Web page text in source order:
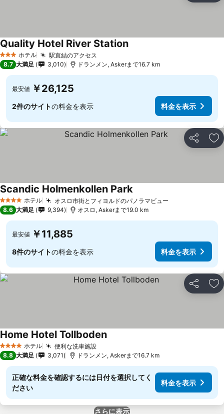
3 ホテルのランク
ホテル 駅直結のアクセス
Quality Hotel River Station
8.7 大満足 3,010 ドランメン, Askerまで16.7 km
最安値 ￥26,125
2件のサイトの料金を表示 料金を表示
シェア お
4 ホテルのランク
ホテル オスロ市街とフィヨルドのパノラマビュー
Scandic Holmenkollen Park
8.6 大満足 9,394 オスロ, Askerまで19.0 km
最安値 ￥11,885
8件のサイトの料金を表示 料金を表示
シェア お
4 ホテルのランク
ホテル 便利な洗車施設
Home Hotel Tollboden
8.8 大満足 3,071 ドランメン, Askerまで16.7 km
正確な料金を確認するには日付を選択してく
ださい
料金を表示
さらに表示